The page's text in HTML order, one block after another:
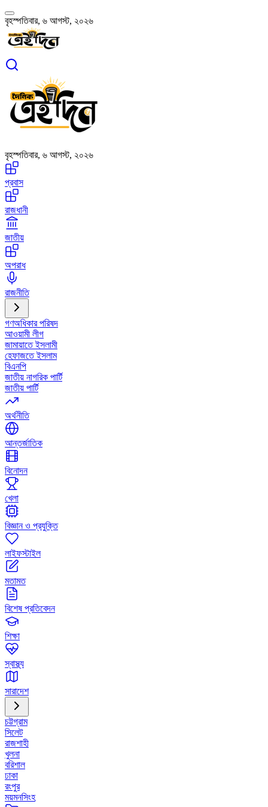
বৃহস্পতিবার, ৬ আগস্ট, ২০২৬
বৃহস্পতিবার, ৬ আগস্ট, ২০২৬
প্রবাস
রাজধানী
জাতীয়
অপরাধ
রাজনীতি
গণঅধিকার পরিষদ
আওয়ামী লীগ
জামায়াতে ইসলামী
হেফাজতে ইসলাম
বিএনপি
জাতীয় নাগরিক পার্টি
জাতীয় পার্টি
অর্থনীতি
আন্তর্জাতিক
বিনোদন
খেলা
বিজ্ঞান ও প্রযুক্তি
লাইফস্টাইল
মতামত
বিশেষ প্রতিবেদন
শিক্ষা
স্বাস্থ্য
সারাদেশ
চট্টগ্রাম
সিলেট
রাজশাহী
খুলনা
বরিশাল
ঢাকা
রংপুর
ময়মনসিংহ